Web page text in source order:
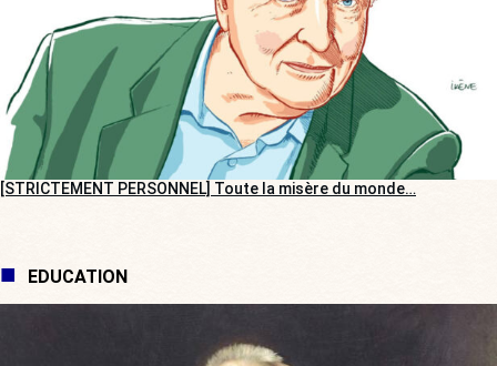
[STRICTEMENT PERSONNEL] Toute la misère du monde…
EDUCATION